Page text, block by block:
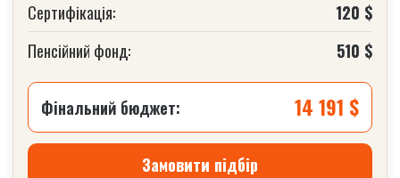
Сертифікація:
120 $
Пенсійний фонд:
510 $
Фінальний бюджет: 14 191 $
Замовити підбір